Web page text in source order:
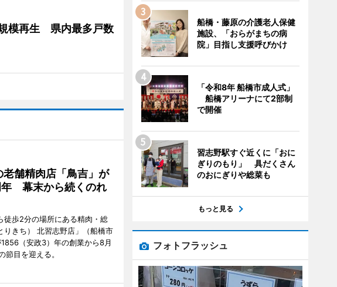
模再生 県内最多戸数
老舗精肉店「鳥吉」が
幕末から続くのれ
徒歩2分の場所にある精肉・総
りきち） 北習志野店」（船橋市
（安政3）年の創業から8月
節目を迎える。
船橋・藤原の介護老人保健
施設、「おらがまちの病
院」目指し支援呼びかけ
「令和8年 船橋市成人式」
船橋アリーナにて2部制
で開催
習志野駅すぐ近くに「おに
ぎりのもり」 具だくさん
のおにぎりや総菜も
もっと見る
フォトフラッシュ